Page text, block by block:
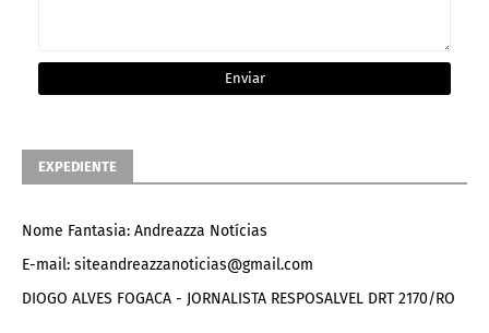
EXPEDIENTE
Nome Fantasia: Andreazza Notícias
E-mail: siteandreazzanoticias@gmail.com
DIOGO ALVES FOGACA - JORNALISTA RESPOSALVEL DRT 2170/RO